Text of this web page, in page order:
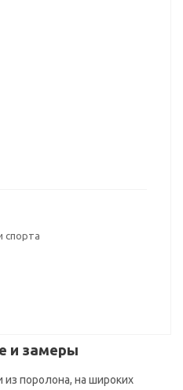
спорта
и замеры
из поролона, на широких